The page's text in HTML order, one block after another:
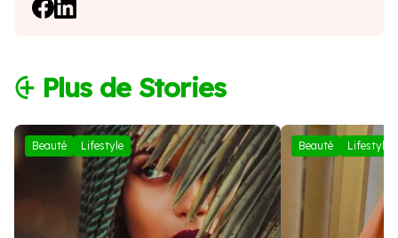
⨭ Plus de Stories
Beauté Lifestyle Beauté Lifestyle